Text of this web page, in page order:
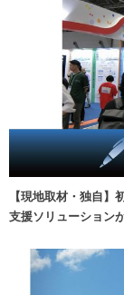
【現地取材・独自
支援ソリューション